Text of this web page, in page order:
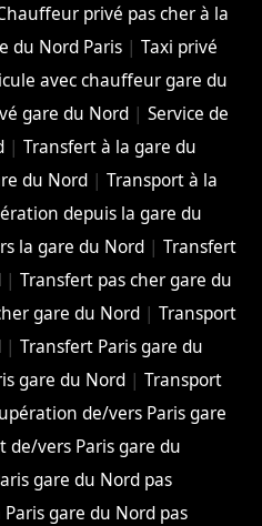
privé pas cher à la
du Nord Paris| Taxi privé
avec chauffeur gare du
gare du Nord |Service de
| Transfert à la gare du
du Nord| Transport à la
depuis la gare du
la gare du Nord| Transfert
| Transfert pas cher gare du
gare du Nord |Transport
|Transfert Paris gare du
gare du Nord |Transport
de/vers Paris gare
de/vers Paris gare du
gare du Nord pas
gare du Nord pas